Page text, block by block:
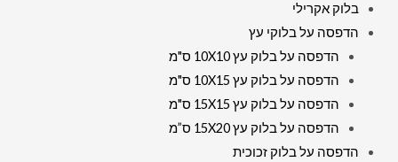
בלוק אקרילי
הדפסה על בלוקי עץ
הדפסה על בלוק עץ 10X10 ס"מ
הדפסה על בלוק עץ 10X15 ס"מ
הדפסה על בלוק עץ 15X15 ס"מ
הדפסה על בלוק עץ 15X20 ס”מ
הדפסה על בלוק זכוכית
או
זכוכית
מחוסמת